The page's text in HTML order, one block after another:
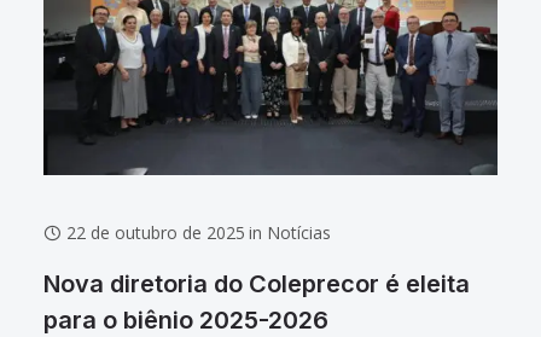
22 de outubro de 2025 in Notícias
Nova diretoria do Coleprecor é eleita
para o biênio 2025-2026